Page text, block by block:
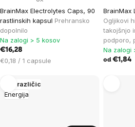
BrainMax Electrolytes Caps, 90
rastlinskih kapsul Prehransko
dopolnilo
Na zalogi > 5 kosov
€16,28
Cena
€0,18 / 1 capsule
BrainMax
Ogljikovi
takojšnjo
podporo,
Na zalogi
od €1,84
Energija
Več različic